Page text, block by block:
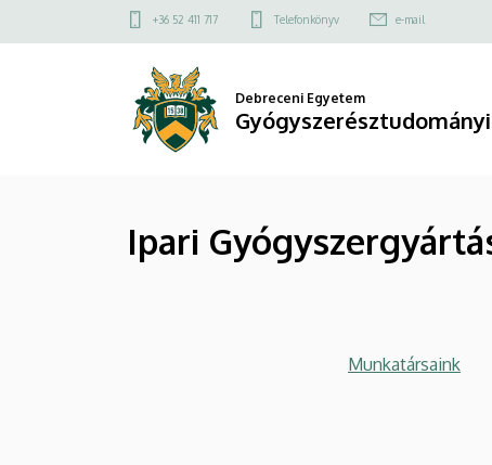
Gyógyszergyártás
Kihelyezett
Gyógyszerésztudományi
a
Felső
menü
+36 52 411 717 Telefonkönyv e-mail
Debreceni Egyetem
Ipari
Munkatársaink